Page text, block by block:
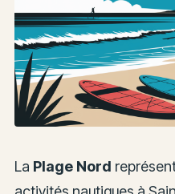
La Plage Nord